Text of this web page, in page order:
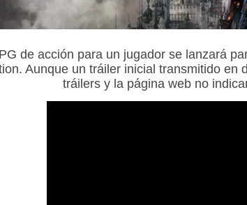
de acción para un jugador se lanzará
Aunque un tráiler inicial transmitido
tráilers y la página web no